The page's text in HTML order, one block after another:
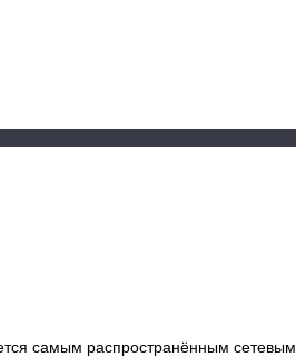
самым распространённым сетевым